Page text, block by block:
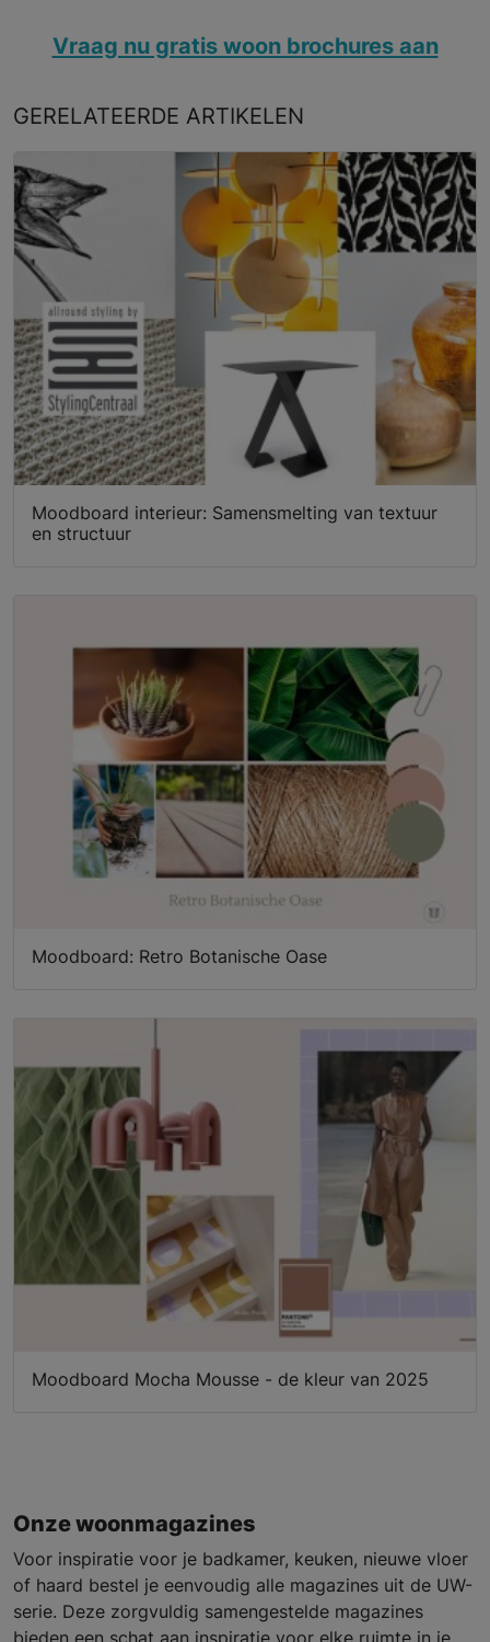
Vraag nu gratis woon brochures aan
GERELATEERDE ARTIKELEN
Moodboard interieur: Samensmelting van textuur
en structuur
Moodboard: Retro Botanische Oase
Moodboard Mocha Mousse - de kleur van 2025
Onze woonmagazines
Voor inspiratie voor je badkamer, keuken, nieuwe vloer
of haard bestel je eenvoudig alle magazines uit de UW-
serie. Deze zorgvuldig samengestelde magazines
bieden een schat aan inspiratie voor elke ruimte in je